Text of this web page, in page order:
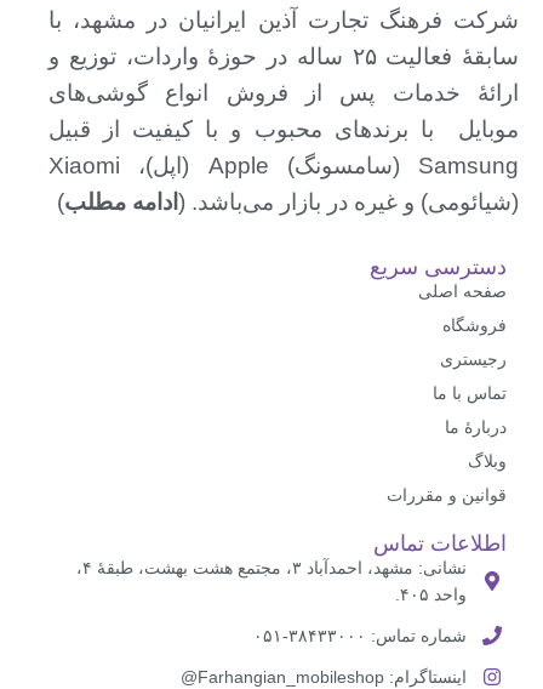
شرکت فرهنگ تجارت آذین ایرانیان در مشهد، با
سابقهٔ فعالیت ۲۵ ساله در حوزهٔ واردات، توزیع و
ارائهٔ خدمات پس از فروش انواع گوشی‌های
موبایل با برندهای محبوب و با کیفیت از قبیل
Samsung (سامسونگ) Apple (اپل)، Xiaomi
(شیائومی)‌ و غیره در بازار می‌باشد. ( ادامه مطلب)
دسترسی سریع
صفحه اصلی
فروشگاه
رجیستری
تماس با ما
درباره‌ٔ ما
وبلاگ
قوانین و مقررات
اطلاعات تماس
نشانی: مشهد، احمدآباد ۳، مجتمع هشت بهشت، طبقهٔ ۴،
واحد ۴۰۵.
شماره تماس: ۳۸۴۳۳۰۰۰-۰۵۱
اینستاگرام: Farhangian_mobileshop@